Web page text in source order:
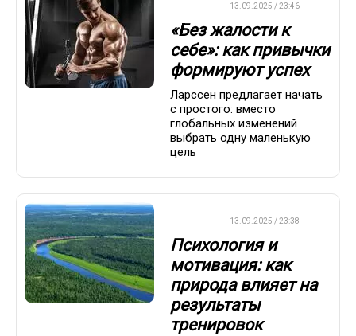
13.09.2025 / 23:46
«Без жалости к
себе»: как привычки
формируют успех
Ларссен предлагает начать
с простого: вместо
глобальных изменений
выбрать одну маленькую
цель
13.09.2025 / 23:38
Психология и
мотивация: как
природа влияет на
результаты
тренировок